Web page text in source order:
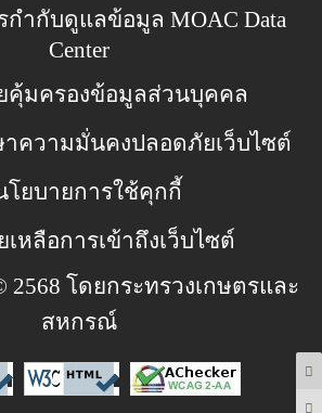
กำกับดูแลข้อมูล MOAC Data
Center
คุ้มครองข้อมูลส่วนบุคคล
ความมั่นคงปลอดภัยเว็บไซต์
โยบายการใช้คุกกี้
หลือการเข้าถึงเว็บไซต์
โดยกระทรวงเกษตรและ
สหกรณ์